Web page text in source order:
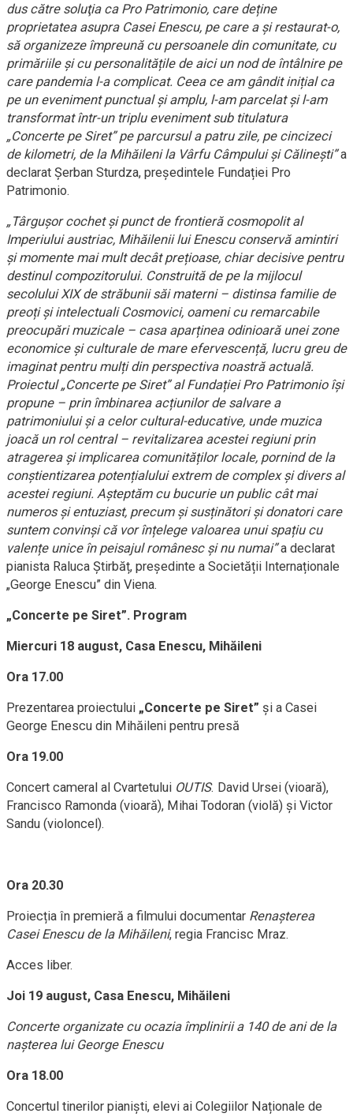
dus către soluţia ca Pro Patrimonio, care deține
proprietatea asupra Casei Enescu, pe care a și restaurat-o,
să organizeze împreună cu persoanele din comunitate, cu
primăriile și cu personalitățile de aici un nod de întâlnire pe
care pandemia l-a complicat. Ceea ce am gândit inițial ca
pe un eveniment punctual și amplu, l-am parcelat și l-am
transformat într-un triplu eveniment sub titulatura
„Concerte pe Siret” pe parcursul a patru zile, pe cincizeci
de kilometri, de la Mihăileni la Vârfu Câmpului și Călinești”a
declarat Șerban Sturdza, președintele Fundației Pro
Patrimonio.
„Târgușor cochet și punct de frontieră cosmopolit al
Imperiului austriac, Mihăilenii lui Enescu conservă amintiri
și momente mai mult decât prețioase, chiar decisive pentru
destinul compozitorului. Construită de pe la mijlocul
secolului XIX de străbunii săi materni – distinsa familie de
preoți și intelectuali Cosmovici, oameni cu remarcabile
preocupări muzicale – casa aparținea odinioară unei zone
economice și culturale de mare efervescență, lucru greu de
imaginat pentru mulți din perspectiva noastră actuală.
Proiectul „Concerte pe Siret” al Fundației Pro Patrimonio își
propune – prin îmbinarea acțiunilor de salvare a
patrimoniului și a celor cultural-educative, unde muzica
joacă un rol central – revitalizarea acestei regiuni prin
atragerea și implicarea comunităților locale, pornind de la
conștientizarea potențialului extrem de complex și divers al
acestei regiuni. Așteptăm cu bucurie un public cât mai
numeros și entuziast, precum și susținători și donatori care
suntem convinși că vor înțelege valoarea unui spațiu cu
valențe unice în peisajul românesc și nu numai”a declarat
pianista Raluca Știrbăț, președinte a Societății Internaționale
„George Enescu” din Viena.
„Concerte pe Siret”. Program
Miercuri 18 august, Casa Enescu, Mihăileni
Ora 17.00
Prezentarea proiectului „Concerte pe Siret” și a Casei
George Enescu din Mihăileni pentru presă
Ora 19.00
Concert cameral al Cvartetului OUTIS. David Ursei (vioară),
Francisco Ramonda (vioară), Mihai Todoran (violă) și Victor
Sandu (violoncel).
Ora 20.30
Proiecția în premieră a filmului documentar Renașterea
Casei Enescu de la Mihăileni, regia Francisc Mraz.
Acces liber.
Joi 19 august, Casa Enescu, Mihăileni
Concerte organizate cu ocazia împlinirii a 140 de ani de la
nașterea lui George Enescu
Ora 18.00
Concertul tinerilor pianiști, elevi ai Colegiilor Naționale de